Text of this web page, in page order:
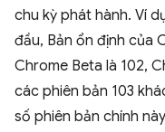
chu kỳ phát hành. Ví
đầu, Bản ổn định của
Chrome Beta là 102,
các phiên bản 103
số phiên bản chính